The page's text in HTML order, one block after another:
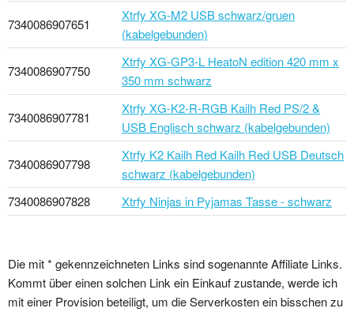
7340086907651
Xtrfy XG-M2 USB schwarz/gruen
(kabelgebunden)
7340086907750
Xtrfy XG-GP3-L HeatoN edition 420 mm x
350 mm schwarz
7340086907781
Xtrfy XG-K2-R-RGB Kailh Red PS/2 &
USB Englisch schwarz (kabelgebunden)
7340086907798
Xtrfy K2 Kailh Red Kailh Red USB Deutsch
schwarz (kabelgebunden)
7340086907828
Xtrfy Ninjas in Pyjamas Tasse - schwarz
Die mit * gekennzeichneten Links sind sogenannte Affiliate Links.
Kommt über einen solchen Link ein Einkauf zustande, werde ich
mit einer Provision beteiligt, um die Serverkosten ein bisschen zu